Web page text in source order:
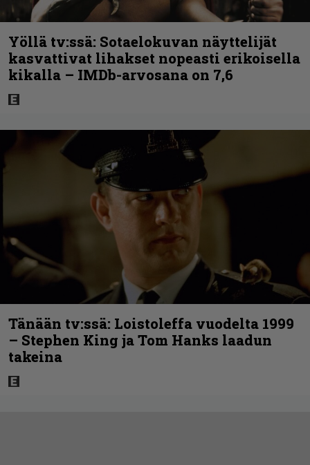
Yöllä tv:ssä: Sotaelokuvan näyttelijät
kasvattivat lihakset nopeasti erikoisella
kikalla – IMDb-arvosana on 7,6
Tänään tv:ssä: Loistoleffa vuodelta 1999
– Stephen King ja Tom Hanks laadun
takeina